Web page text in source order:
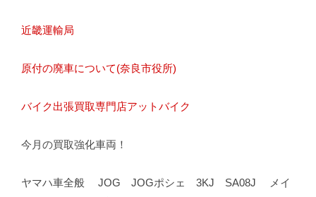
近畿運輸局
原付の廃車について(奈良市役所)
バイク出張買取専門店アットバイク
今月の買取強化車両！
ヤマハ車全般 JOG JOGポシェ 3KJ SA08J メイ